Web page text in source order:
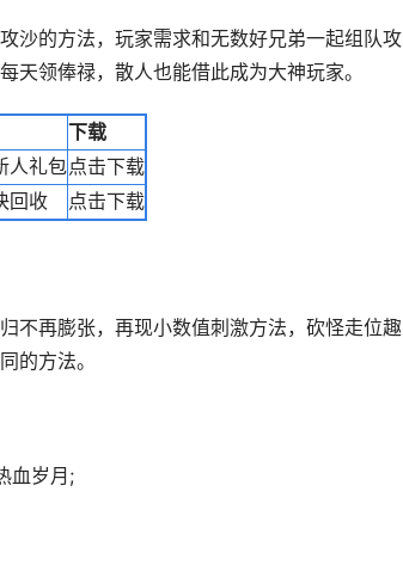
沙的方法，玩家需求和无数好兄弟一起组队攻
天领俸禄，散人也能借此成为大神玩家。
下载
人礼包点击下载
回收 点击下载
不再膨张，再现小数值刺激方法，砍怪走位趣
的方法。
血岁月;